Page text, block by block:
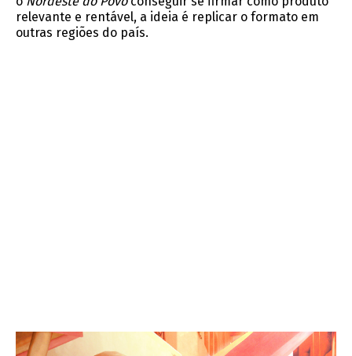
relevante e rentável, a ideia é replicar o formato em
outras regiões do país.